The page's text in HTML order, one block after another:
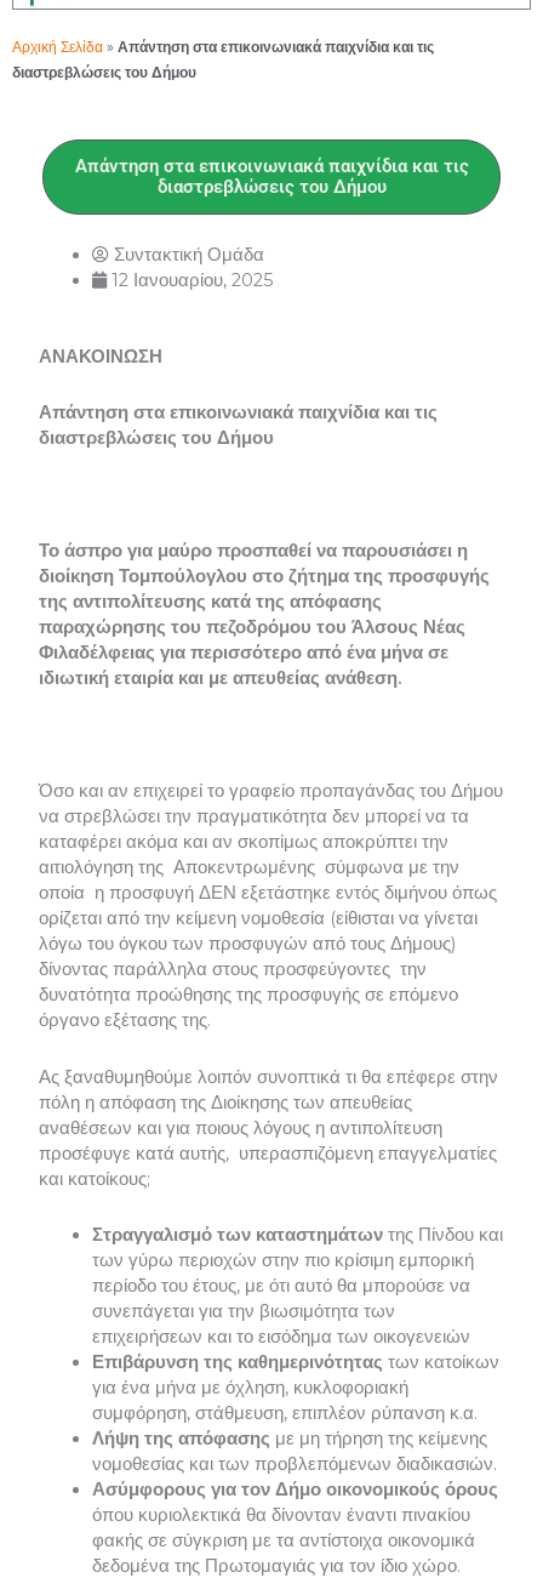
Αρχική Σελίδα » Απάντηση στα επικοινωνιακά παιχνίδια και τις
διαστρεβλώσεις του Δήμου
Απάντηση στα επικοινωνιακά παιχνίδια και τις
διαστρεβλώσεις του Δήμου
Συντακτική Ομάδα
12 Ιανουαρίου, 2025
ΑΝΑΚΟΙΝΩΣΗ
Απάντηση στα επικοινωνιακά παιχνίδια και τις
διαστρεβλώσεις του Δήμου
Το άσπρο για μαύρο προσπαθεί να παρουσιάσει η
διοίκηση Τομπούλογλου στο ζήτημα της προσφυγής
της αντιπολίτευσης κατά της απόφασης
παραχώρησης του πεζοδρόμου του Άλσους Νέας
Φιλαδέλφειας για περισσότερο από ένα μήνα σε
ιδιωτική εταιρία και με απευθείας ανάθεση.
Όσο και αν επιχειρεί το γραφείο προπαγάνδας του Δήμου
να στρεβλώσει την πραγματικότητα δεν μπορεί να τα
καταφέρει ακόμα και αν σκοπίμως αποκρύπτει την
αιτιολόγηση της Αποκεντρωμένης σύμφωνα με την
οποία η προσφυγή ΔΕΝ εξετάστηκε εντός διμήνου όπως
ορίζεται από την κείμενη νομοθεσία (είθισται να γίνεται
λόγω του όγκου των προσφυγών από τους Δήμους)
δίνοντας παράλληλα στους προσφεύγοντες την
δυνατότητα προώθησης της προσφυγής σε επόμενο
όργανο εξέτασης της.
Ας ξαναθυμηθούμε λοιπόν συνοπτικά τι θα επέφερε στην
πόλη η απόφαση της Διοίκησης των απευθείας
αναθέσεων και για ποιους λόγους η αντιπολίτευση
προσέφυγε κατά αυτής, υπερασπιζόμενη επαγγελματίες
και κατοίκους;
Στραγγαλισμό των καταστημάτων της Πίνδου και
των γύρω περιοχών στην πιο κρίσιμη εμπορική
περίοδο του έτους, με ότι αυτό θα μπορούσε να
συνεπάγεται για την βιωσιμότητα των
επιχειρήσεων και το εισόδημα των οικογενειών
Επιβάρυνση της καθημερινότητας των κατοίκων
για ένα μήνα με όχληση, κυκλοφοριακή
συμφόρηση, στάθμευση, επιπλέον ρύπανση κ.α.
Λήψη της απόφασης με μη τήρηση της κείμενης
νομοθεσίας και των προβλεπόμενων διαδικασιών.
Ασύμφορους για τον Δήμο οικονομικούς όρους
όπου κυριολεκτικά θα δίνονταν έναντι πινακίου
φακής σε σύγκριση με τα αντίστοιχα οικονομικά
δεδομένα της Πρωτομαγιάς για τον ίδιο χώρο.